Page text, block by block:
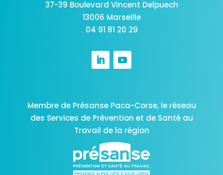
37-39 Boulevard Vincent Delpuech
13006 Marseille
04 91 81 20 29
Membre de Présanse Paca-Corse, le réseau
des Services de Prévention et de Santé au
Travail de la région